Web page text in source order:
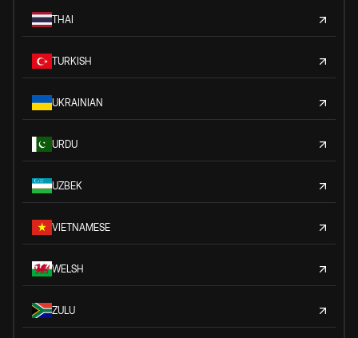
THAI
TURKISH
UKRAINIAN
URDU
UZBEK
VIETNAMESE
WELSH
ZULU